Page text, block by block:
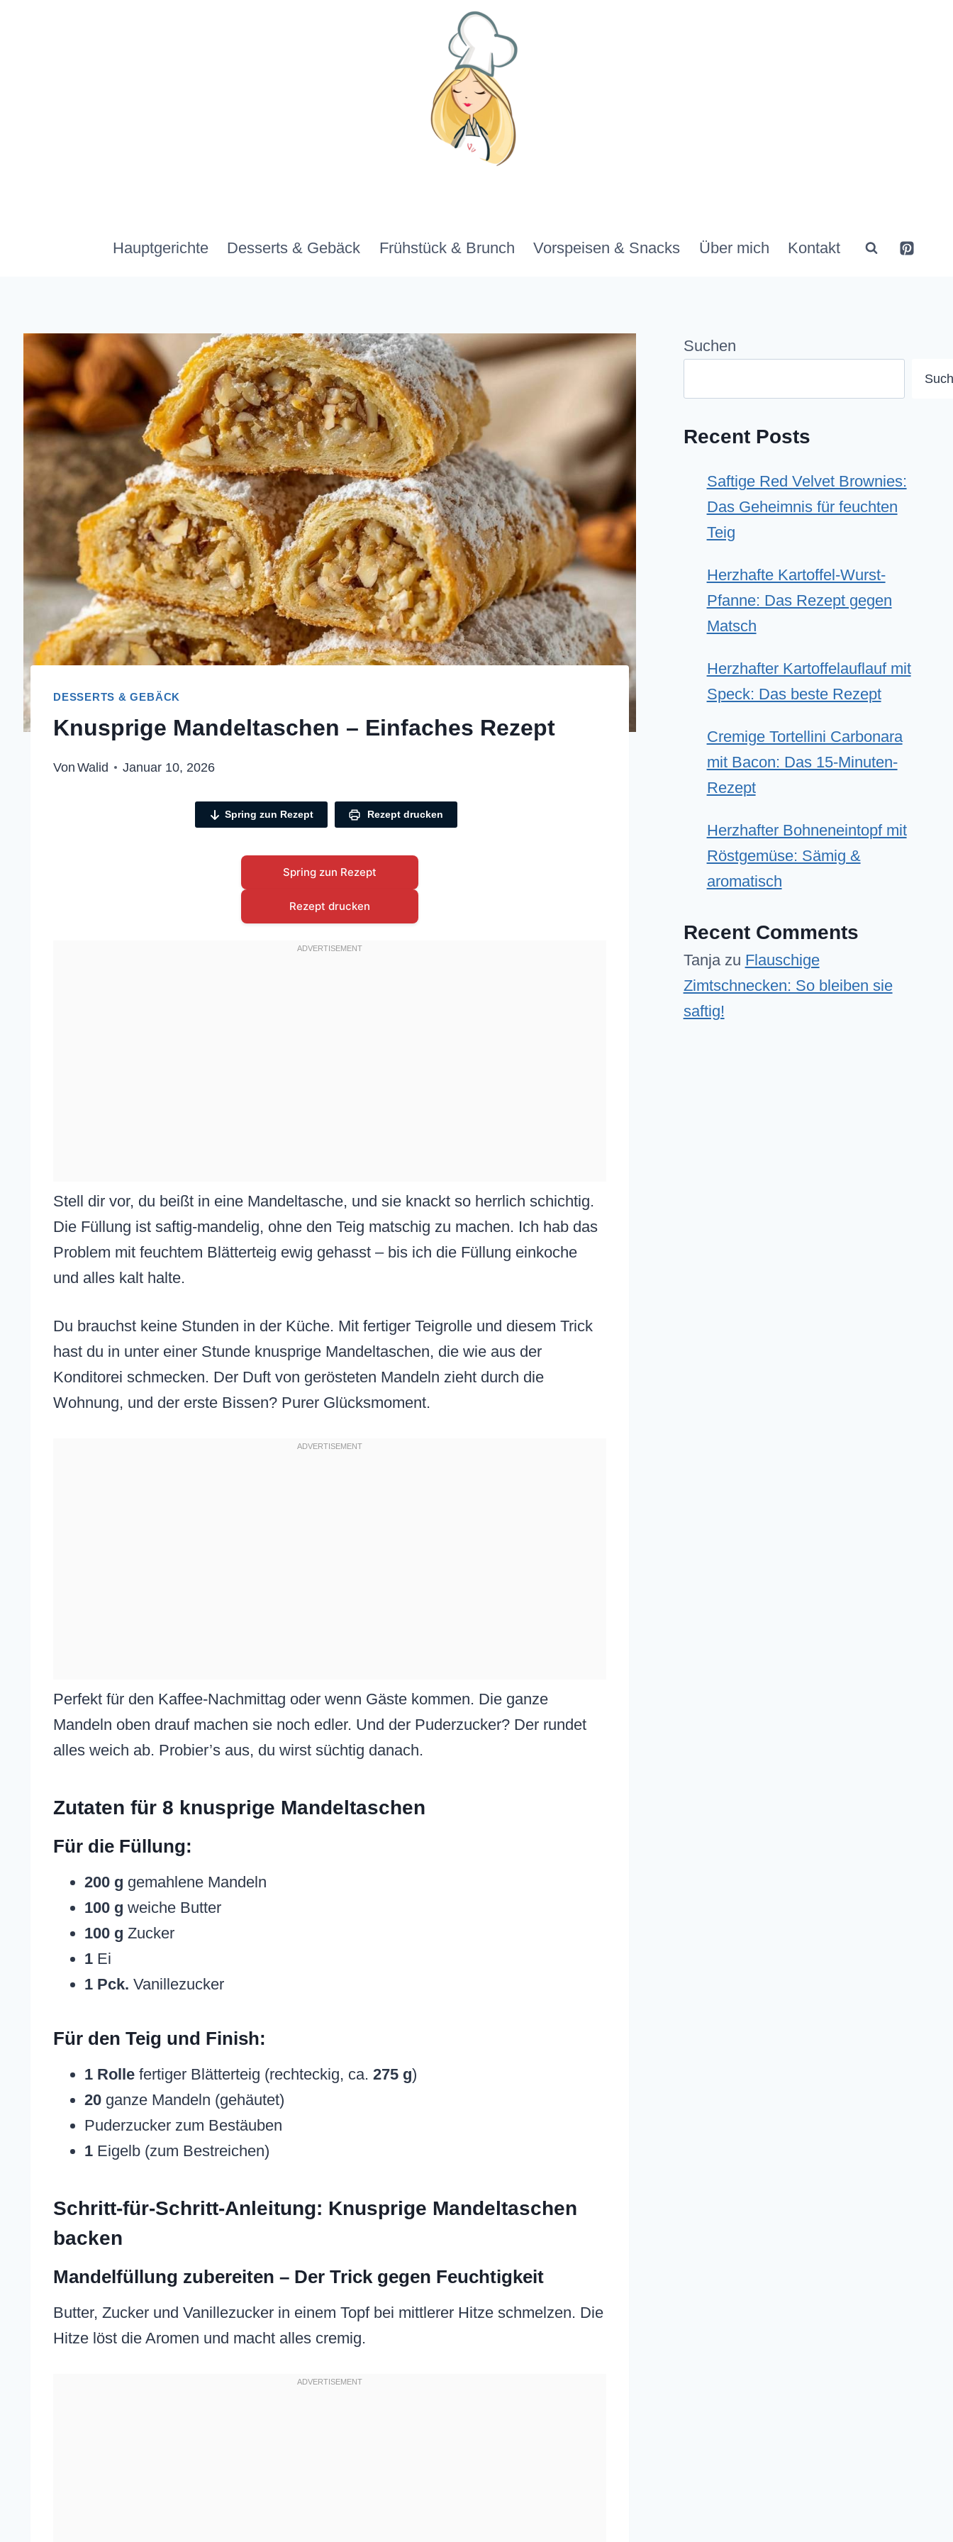
Hauptgerichte Desserts & Gebäck Frühstück & Brunch Vorspeisen & Snacks Über mich Kontakt
DESSERTS & GEBÄCK
Knusprige Mandeltaschen – Einfaches Rezept
Von Walid Januar 10, 2026
Spring zun Rezept Rezept drucken
Spring zun Rezept
Rezept drucken
Stell dir vor, du beißt in eine Mandeltasche, und sie knackt so herrlich schichtig.
Die Füllung ist saftig-mandelig, ohne den Teig matschig zu machen. Ich hab das
Problem mit feuchtem Blätterteig ewig gehasst – bis ich die Füllung einkoche
und alles kalt halte.
Du brauchst keine Stunden in der Küche. Mit fertiger Teigrolle und diesem Trick
hast du in unter einer Stunde knusprige Mandeltaschen, die wie aus der
Konditorei schmecken. Der Duft von gerösteten Mandeln zieht durch die
Wohnung, und der erste Bissen? Purer Glücksmoment.
Perfekt für den Kaffee-Nachmittag oder wenn Gäste kommen. Die ganze
Mandeln oben drauf machen sie noch edler. Und der Puderzucker? Der rundet
alles weich ab. Probier’s aus, du wirst süchtig danach.
Zutaten für 8 knusprige Mandeltaschen
Für die Füllung:
200 g gemahlene Mandeln
100 g weiche Butter
100 g Zucker
1 Ei
1 Pck. Vanillezucker
Für den Teig und Finish:
1 Rolle fertiger Blätterteig (rechteckig, ca. 275 g)
20 ganze Mandeln (gehäutet)
Puderzucker zum Bestäuben
1 Eigelb (zum Bestreichen)
Schritt-für-Schritt-Anleitung: Knusprige Mandeltaschen
backen
Mandelfüllung zubereiten – Der Trick gegen Feuchtigkeit
Butter, Zucker und Vanillezucker in einem Topf bei mittlerer Hitze schmelzen. Die
Hitze löst die Aromen und macht alles cremig.
Suchen
Recent Posts
Saftige Red Velvet Brownies:
Das Geheimnis für feuchten
Teig
Herzhafte Kartoffel-Wurst-
Pfanne: Das Rezept gegen
Matsch
Herzhafter Kartoffelauflauf mit
Speck: Das beste Rezept
Cremige Tortellini Carbonara
mit Bacon: Das 15-Minuten-
Rezept
Herzhafter Bohneneintopf mit
Röstgemüse: Sämig &
aromatisch
Recent Comments
Tanjazu Flauschige
Zimtschnecken: So bleiben sie
saftig!